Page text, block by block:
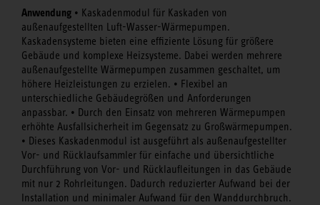
Anwendung • Kaskadenmodul für Kaskaden von
außenaufgestellten Luft-Wasser-Wärmepumpen.
Kaskadensysteme bieten eine effiziente Lösung für größere
Gebäude und komplexe Heizsysteme. Dabei werden mehrere
außenaufgestellte Wärmepumpen zusammen geschaltet, um
höhere Heizleistungen zu erzielen. • Flexibel an
unterschiedliche Gebäudegrößen und Anforderungen
anpassbar. • Durch den Einsatz von mehreren Wärmepumpen
erhöhte Ausfallsicherheit im Gegensatz zu Großwärmepumpen.
• Dieses Kaskadenmodul ist ausgeführt als außenaufgestellter
Vor- und Rücklaufsammler für einfache und übersichtliche
Durchführung von Vor- und Rücklaufleitungen in das Gebäude
mit nur 2 Rohrleitungen. Dadurch reduzierter Aufwand bei der
Installation und minimaler Aufwand für den Wanddurchbruch.